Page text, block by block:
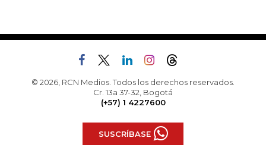
© 2026, RCN Medios. Todos los derechos reservados.
Cr. 13a 37-32, Bogotá
(+57) 1 4227600
SUSCRÍBASE